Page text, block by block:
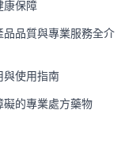
康保障
品質與專業服務全介
與使用指南
礙的專業處方藥物